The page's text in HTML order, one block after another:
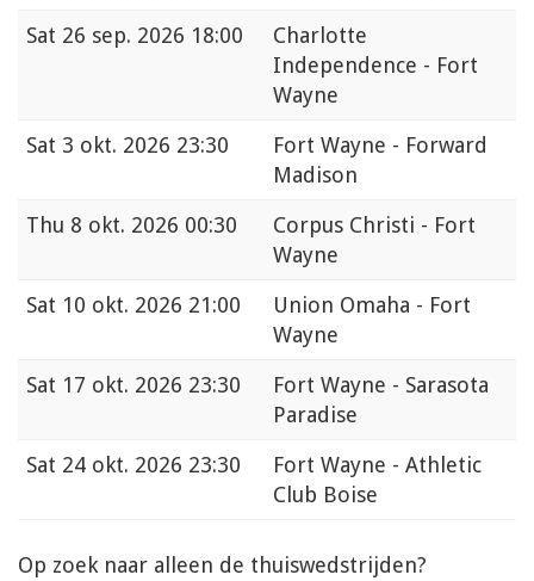
Sat 26 sep. 2026 18:00
Charlotte
Independence - Fort
Wayne
Sat 3 okt. 2026 23:30
Fort Wayne - Forward
Madison
Thu 8 okt. 2026 00:30
Corpus Christi - Fort
Wayne
Sat 10 okt. 2026 21:00
Union Omaha - Fort
Wayne
Sat 17 okt. 2026 23:30
Fort Wayne - Sarasota
Paradise
Sat 24 okt. 2026 23:30
Fort Wayne - Athletic
Club Boise
Op zoek naar alleen de thuiswedstrijden?